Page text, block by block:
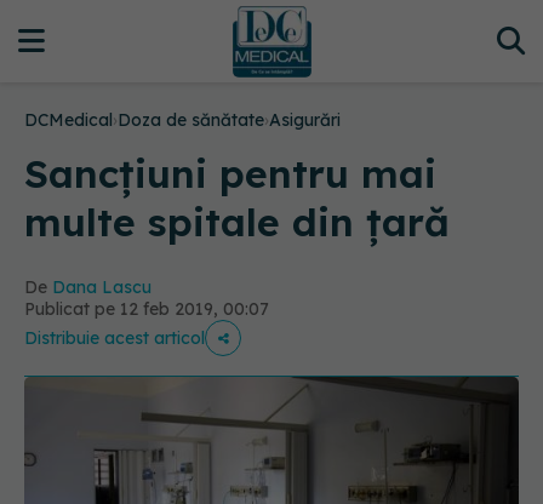
DCMedical›Doza de sănătate›Asigurări
Sancțiuni pentru mai
multe spitale din țară
De Dana Lascu
Publicat pe 12 feb 2019, 00:07
Distribuie acest articol